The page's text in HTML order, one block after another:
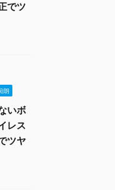
でツ
朗
いボ
レス
ツヤ